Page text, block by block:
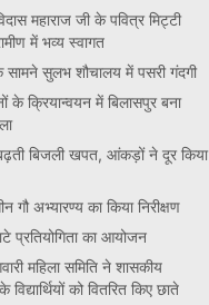
महाराज जी के पवित्र मिट्टी
में भव्य स्वागत
सामने सुलभ शौचालय में पसरी गंदगी
के क्रियान्वयन में बिलासपुर बना
बढ़ती बिजली खपत, आंकड़ों ने दूर किया
गौ अभ्यारण्य का किया निरीक्षण
प्रतियोगिता का आयोजन
महिला समिति ने शासकीय
विद्यार्थियों को वितरित किए छाते